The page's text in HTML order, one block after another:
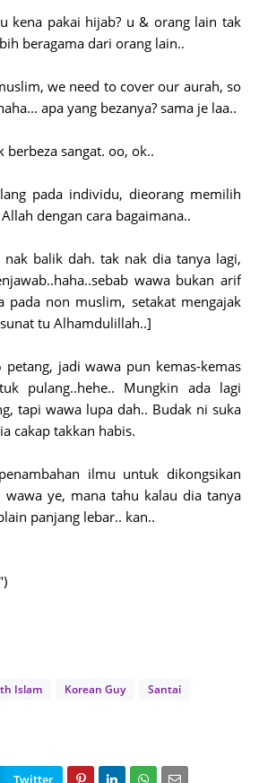
kena pakai hijab? u & orang lain tak
beragama dari orang lain..
we need to cover our aurah, so
apa yang bezanya? sama je laa..
berbeza sangat. oo, ok..
pada individu, dieorang memilih
dengan cara bagaimana..
nak balik dah. tak nak dia tanya lagi,
wawa bukan arif
pada non muslim, setakat mengajak
tu Alhamdulillah..]
jadi wawa pun kemas-kemas
pulang..hehe.. Mungkin ada lagi
tapi wawa lupa dah.. Budak ni suka
cakap takkan habis.
ilmu untuk dikongsikan
wawa ye, mana tahu kalau dia tanya
panjang lebar.. kan..
Islam Korean Guy Santai